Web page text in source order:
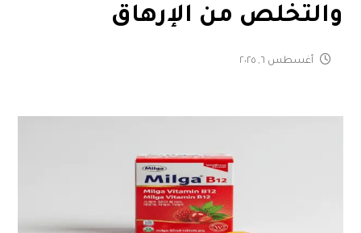
والتخلص من الإرهاق
أغسطس ٦, ٢٠٢٥